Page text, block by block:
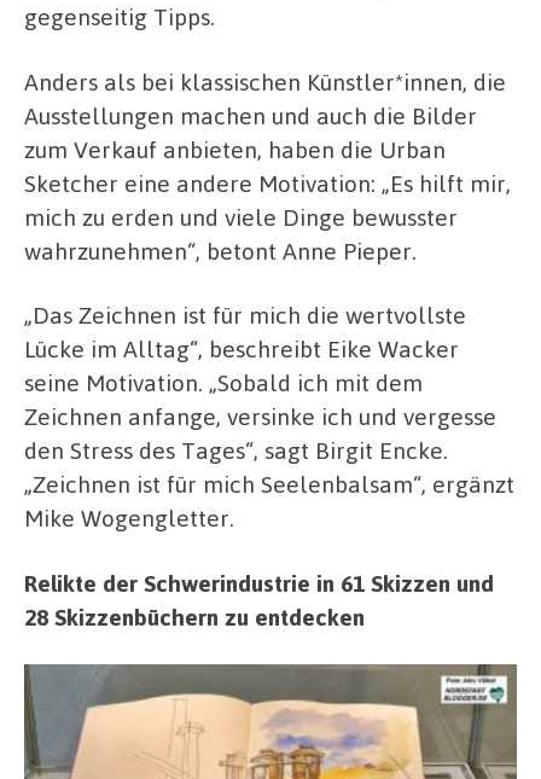
gegenseitig Tipps.
Anders als bei klassischen Künstler*innen, die
Ausstellungen machen und auch die Bilder
zum Verkauf anbieten, haben die Urban
Sketcher eine andere Motivation: „Es hilft mir,
mich zu erden und viele Dinge bewusster
wahrzunehmen“, betont Anne Pieper.
„Das Zeichnen ist für mich die wertvollste
Lücke im Alltag“, beschreibt Eike Wacker
seine Motivation. „Sobald ich mit dem
Zeichnen anfange, versinke ich und vergesse
den Stress des Tages“, sagt Birgit Encke.
„Zeichnen ist für mich Seelenbalsam“, ergänzt
Mike Wogengletter.
Relikte der Schwerindustrie in 61 Skizzen und
28 Skizzenbüchern zu entdecken